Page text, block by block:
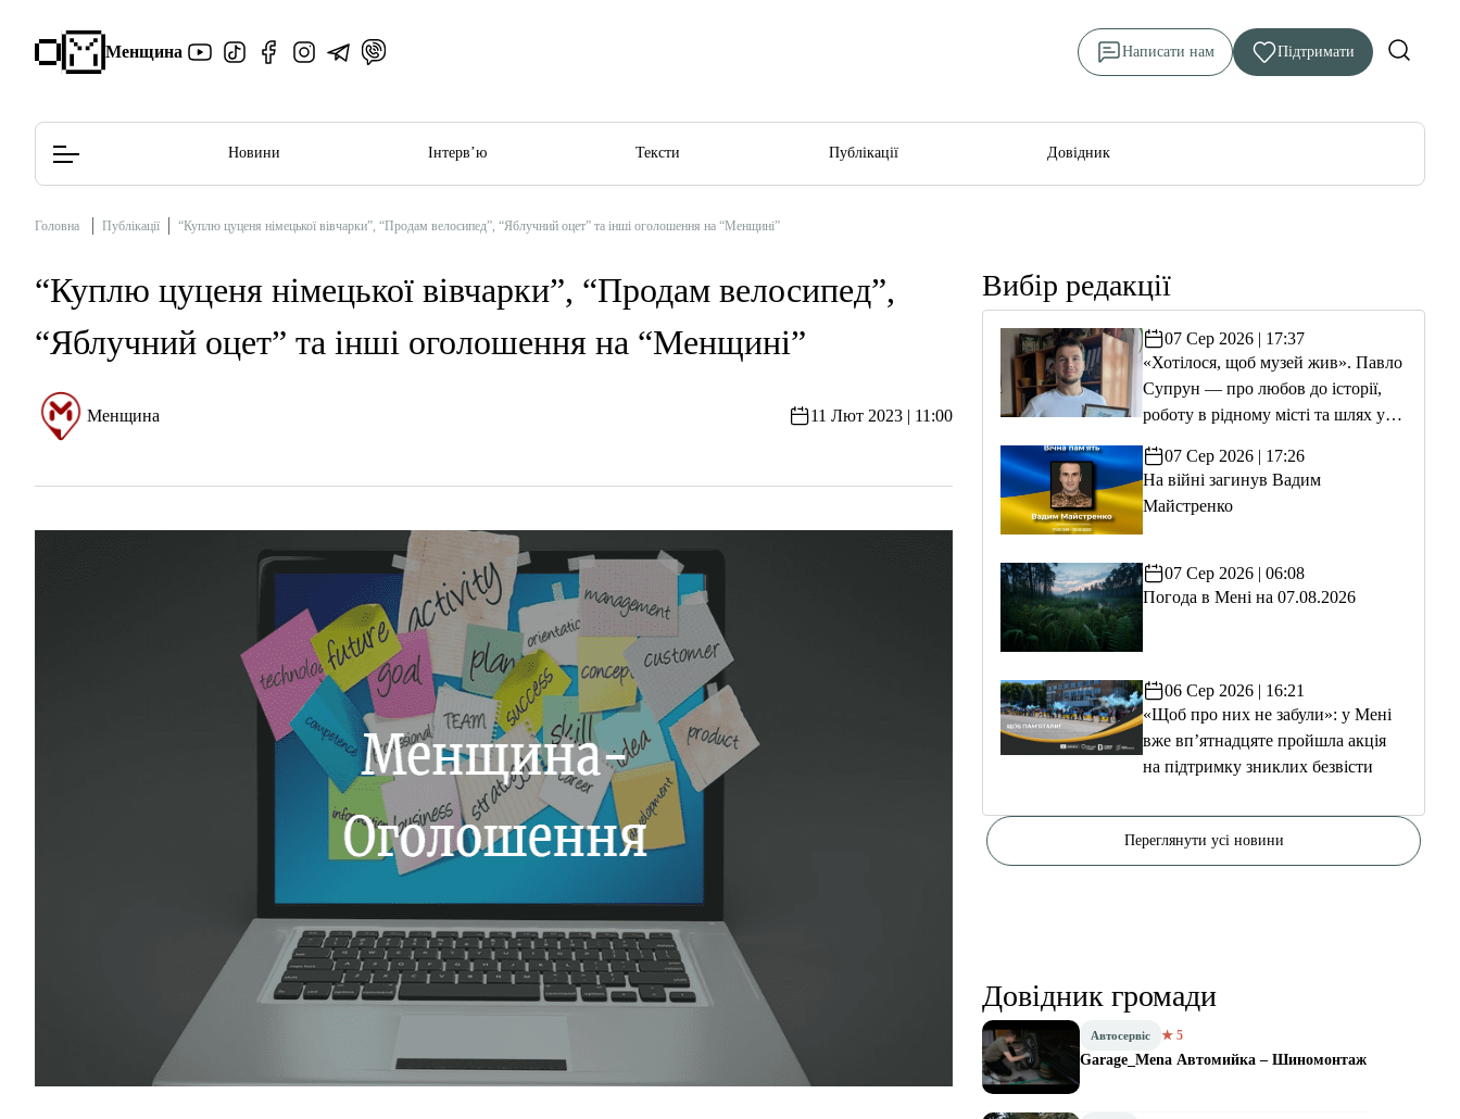
Менщина Написати нам Підтримати
Редакційна політика
Новини Інтерв’ю Тексти Публікації Довідник
Головна Публікації “Куплю цуценя німецької вівчарки”, “Продам велосипед”, “Яблучний оцет” та інші оголошення на “Менщині”
“Куплю цуценя німецької вівчарки”, “Продам велосипед”,
“Яблучний оцет” та інші оголошення на “Менщині”
Менщина 11 Лют 2023 | 11:00
Вибір редакції
07 Сер 2026 | 17:37
«Хотілося, щоб музей жив». Павло
Супрун — про любов до історії,
роботу в рідному місті та шлях у
07 Сер 2026 | 17:26
На війні загинув Вадим
Майстренко
07 Сер 2026 | 06:08
Погода в Мені на 07.08.2026
06 Сер 2026 | 16:21
«Щоб про них не забули»: у Мені
вже вп’ятнадцяте пройшла акція
на підтримку зниклих безвісти
Переглянути усі новини
Довідник громади
Автосервіс ★ 5
Garage_Mena Автомийка – Шиномонтаж